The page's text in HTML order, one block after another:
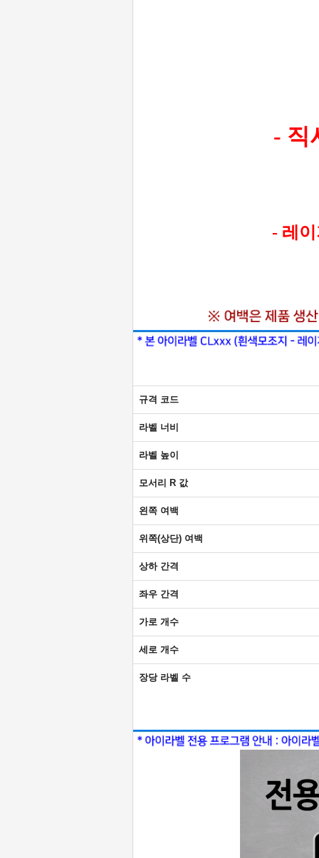
- 직
- 레
규격 코드
라벨 너비
라벨 높이
모서리 R 값
왼쪽 여백
위쪽(상단) 여백
상하 간격
좌우 간격
가로 개수
세로 개수
장당 라벨 수